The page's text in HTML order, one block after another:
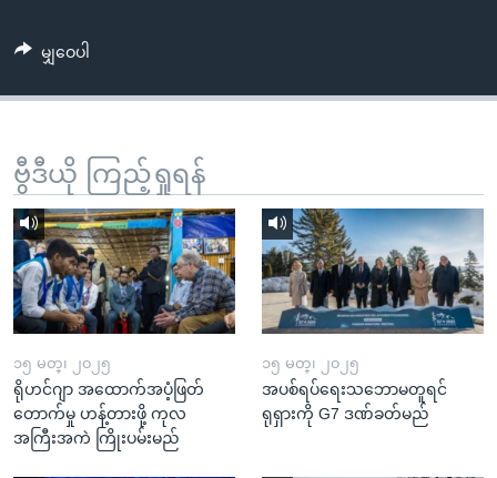
နေရာ မျှဝေပါ
ဗွီဒီယို ကြည့်ရှုရန်
၁၅ မတ္၊ ၂၀၂၅
ရိုဟင်ဂျာ အထောက်အပံ့ဖြတ်
တောက်မှု ဟန့်တားဖို့ ကုလ
အကြီးအကဲ ကြိုးပမ်းမည်
၁၅ မတ္၊ ၂၀၂၅
အပစ်ရပ်ရေးသဘောမတူရင်
ရုရှားကို G7 ဒဏ်ခတ်မည်